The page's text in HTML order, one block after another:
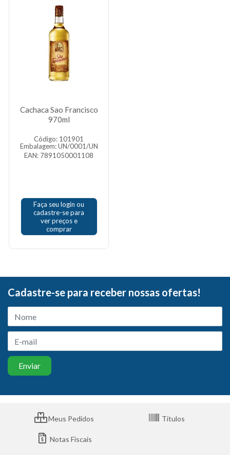
Cachaca Sao Francisco
970ml
Código: 101901
Embalagem: UN/0001/UN
EAN: 7891050001108
Faça seu login ou
cadastre-se para
ver preços e
comprar
Cadastre-se para receber nossas ofertas!
Meus Pedidos Títulos
Notas Fiscais